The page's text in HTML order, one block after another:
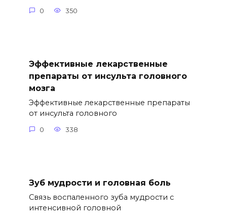
0 350
Эффективные лекарственные
препараты от инсульта головного
мозга
Эффективные лекарственные препараты
от инсульта головного
0 338
Зуб мудрости и головная боль
Связь воспаленного зуба мудрости с
интенсивной головной